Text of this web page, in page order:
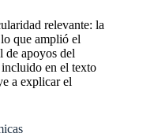
relevante: la
que amplió el
de apoyos del
incluido en el texto
a explicar el